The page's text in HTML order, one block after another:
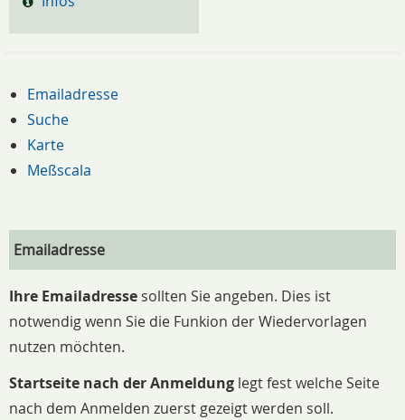
Emailadresse
Suche
Karte
Meßscala
Emailadresse
Ihre Emailadresse sollten Sie angeben. Dies ist
notwendig wenn Sie die Funkion der Wiedervorlagen
nutzen möchten.
Startseite nach der Anmeldung legt fest welche Seite
nach dem Anmelden zuerst gezeigt werden soll.